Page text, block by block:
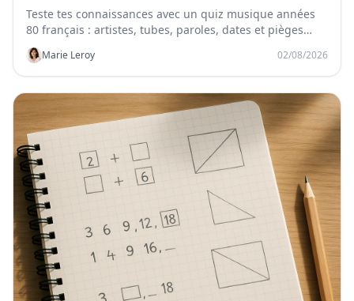
Teste tes connaissances avec un quiz musique années
80 français : artistes, tubes, paroles, dates et pièges
cultes de la chanson française.
Marie Leroy 02/08/2026